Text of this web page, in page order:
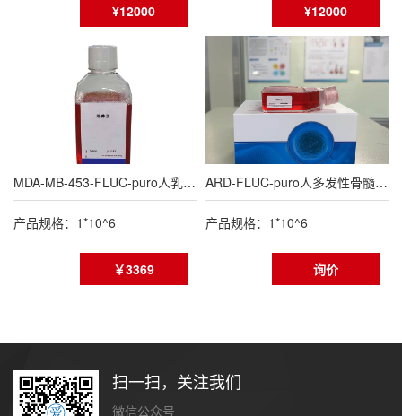
¥12000 ¥12000
MDA-MB-453-FLUC-puro人乳腺癌细胞(FLUC标记)
产品规格：1*10^6
￥3369
ARD-FLUC-puro人多发性骨髓瘤细胞荧光素酶标记(FLUC标记)
产品规格：1*10^6
询价
扫一扫，关注我们
微信公众号